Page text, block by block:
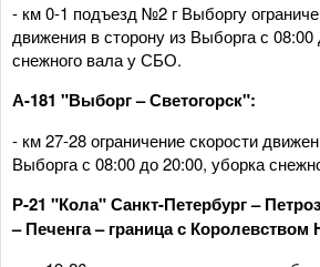
- км 0-1 подъезд №2 г Выборгу
движения в сторону из Выборга с 08:00
снежного вала у СБО.
А-181 "Выборг – Светогорск":
- км 27-28 ограничение скорости
Выборга с 08:00 до 20:00, уборка
Р-21 "Кола" Санкт-Петербург –
– Печенга – граница с Королевством